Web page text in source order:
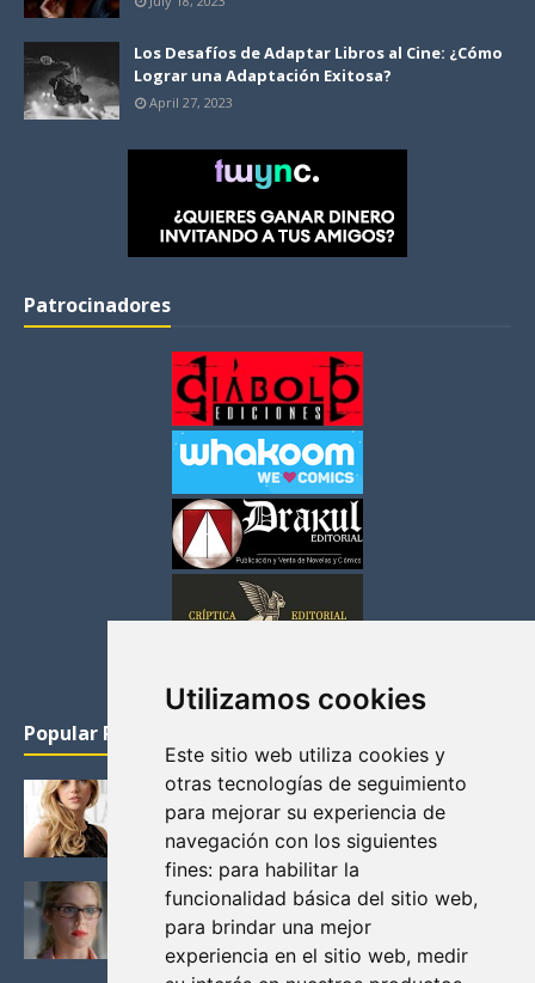
Utilizamos cookies
Este sitio web utiliza cookies y
otras tecnologías de seguimiento
para mejorar su experiencia de
navegación con los siguientes
fines: para habilitar la
funcionalidad básica del sitio web,
para brindar una mejor
experiencia en el sitio web, medir
Los Desafíos de Adaptar Libros al Cine: ¿Cómo
Lograr una Adaptación Exitosa?
April 27, 2023
Patrocinadores
Popular Posts
KATHERYN WINNICK: LA ACTRIZ MAS GUAPA DE
VIKINGOS
Junio 14, 2013
FELICITY (EMILY BETT RICKARDS), LAS FOTOS
MAS BONITAS DE LA ALIADA DE ARROW
Noviembre 30, 2013